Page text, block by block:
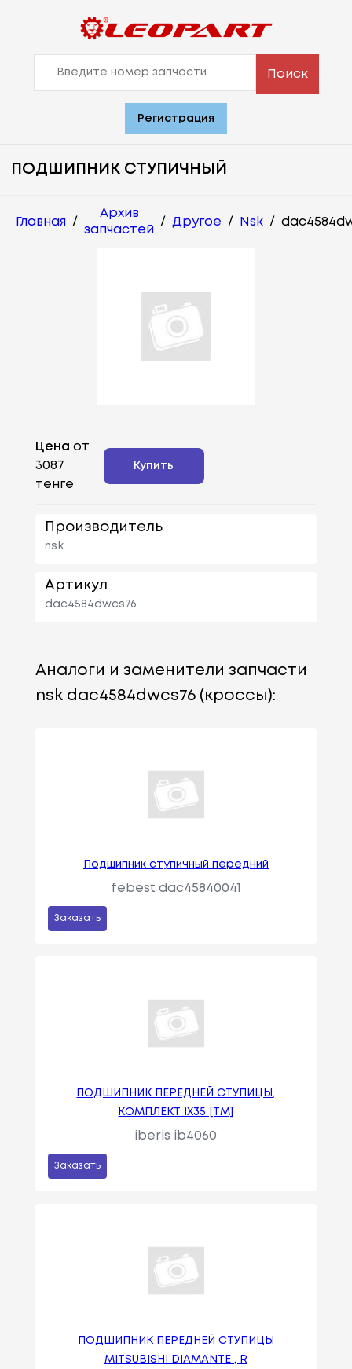
Поиск
Регистрация
ПОДШИПНИК СТУПИЧНЫЙ
Главная /
Архив
запчастей
/ Другое / Nsk /
Цена от
3087
тенге
Купить
Производитель
nsk
Артикул
dac4584dwcs76
Аналоги и заменители запчасти
nsk dac4584dwcs76 (кроссы):
Подшипник ступичный передний
febest dac45840041
Заказать
ПОДШИПНИК ПЕРЕДНЕЙ СТУПИЦЫ,
КОМПЛЕКТ IX35 [TM]
iberis ib4060
Заказать
ПОДШИПНИК ПЕРЕДНЕЙ СТУПИЦЫ
MITSUBISHI DIAMANTE , R